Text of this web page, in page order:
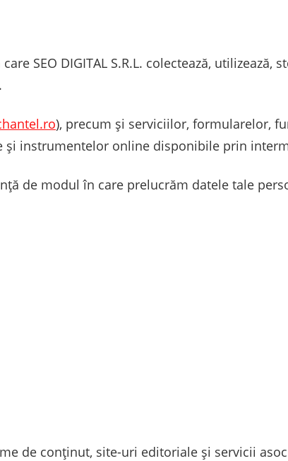
SEO DIGITAL S.R.L. colectează, utilizează,
.
), precum și serviciilor, formularelor,
instrumentelor online disponibile prin
de modul în care prelucrăm datele tale
de conținut, site-uri editoriale și servicii